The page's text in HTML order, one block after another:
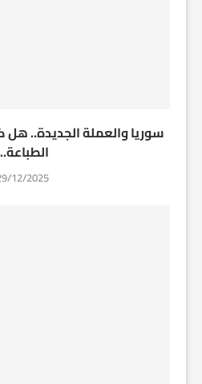
سوريا والعملة الجديدة..
12/2025